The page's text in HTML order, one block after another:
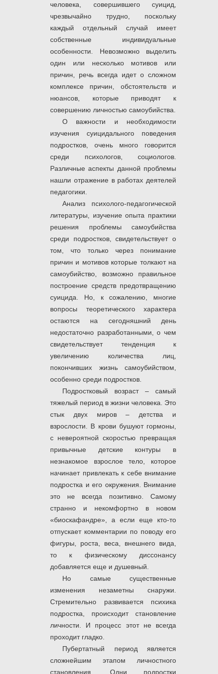
человека, совершившего суицид,
чрезвычайно трудно, поскольку
каждый отдельный случай имеет
собственные индивидуальные
особенности. Невозможно выделить
один или несколько мотивов или
причин, речь всегда идет о сложном
комплексе причин, обстоятельств и
нюансов, которые приводят к
совершению личностью самоубийства.
О важности и необходимости
изучения суицидального поведения
подростков, очень много говорится
среди психологов, социологов.
Различные аспекты данной проблемы
нашли отражение в работах деятелей
педагогики.
Анализ психолого-педагогической
литературы, изучение опыта практики
решения проблемы самоубийства
среди подростков, свидетельствует о
том, что только через понимание
причин и мотивов которые толкают на
самоубийство, возможно правильное
построение средств предотвращению
суицида. Но, к сожалению, многие
вопросы теоретического характера
остаются на сегодняшний день
недостаточно разработанными, о чем
свидетельствует тенденция к
увеличению количества лиц,
покончивших жизнь самоубийством,
особенно среди подростков.
Подростковый возраст ‒ самый
тяжелый период в жизни человека. Это
стык двух миров ‒ детства и
взрослости. В крови бушуют гормоны,
с невероятной скоростью превращая
привычные детские контуры в
незнакомое взрослое тело, которое
начинает привлекать к себе внимание
подростка и его окружения. Внимание
это не всегда позитивно. Самому
странно и некомфортно в новом
«биоскафандре», а если еще кто-то
отпускает комментарии по поводу его
фигуры, роста, веса, внешнего вида,
то к физическому диссонансу
добавляется еще и душевный.
Но самые существенные
изменения незаметны снаружи.
Стремительно развивается психика
подростка, происходит становление
личности. И процесс этот не всегда
проходит гладко.
Пубертатный период является
сложнейшим этапом личностного
становления. Одни подростки